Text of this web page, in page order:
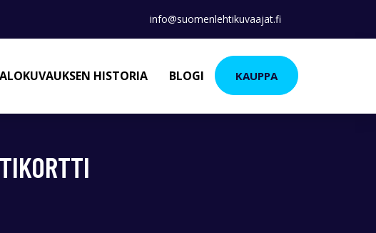
info@suomenlehtikuvaajat.fi
HISTORIA BLOGI KAUPPA